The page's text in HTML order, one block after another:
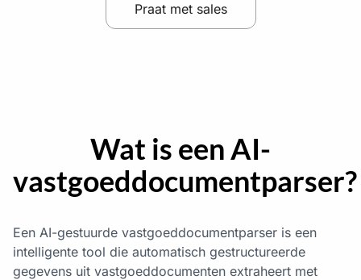
Praat met sales
Wat is een AI-
vastgoeddocumentparser?
Een AI-gestuurde vastgoeddocumentparser is een
intelligente tool die automatisch gestructureerde
gegevens uit vastgoeddocumenten extraheert met